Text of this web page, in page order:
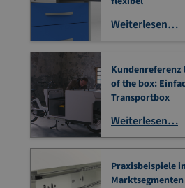
Weiterlesen…
Kundenreferenz
of the box:
Transportbox
Weiterlesen…
Praxisbeispiele
Marktsegmenten